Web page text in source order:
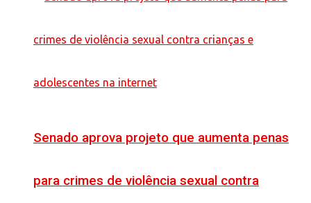
Senado aprova projeto que aumenta penas
para crimes de violência sexual contra